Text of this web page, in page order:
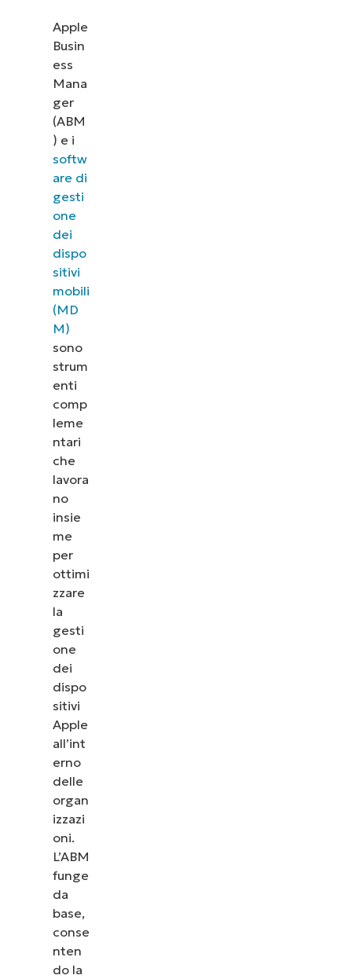
Apple
Busin
ess
Mana
ger
(ABM
) e i
softw
are di
gesti
one
dei
dispo
sitivi
mobili
(MD
M)
sono
strum
enti
comp
leme
ntari
che
lavora
no
insie
me
per
ottimi
zzare
la
gesti
one
dei
dispo
sitivi
Apple
all’int
erno
delle
organ
izzazi
oni.
L’ABM
funge
da
base,
conse
nten
do la